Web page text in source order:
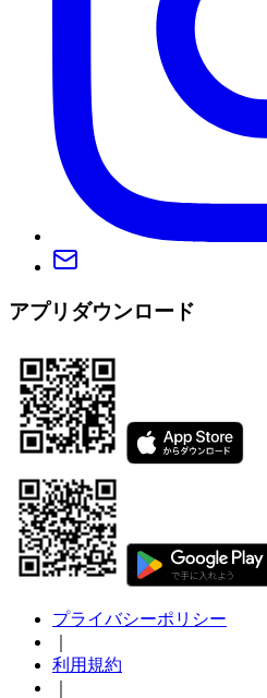
アプリダウンロード
プライバシーポリシー
利用規約